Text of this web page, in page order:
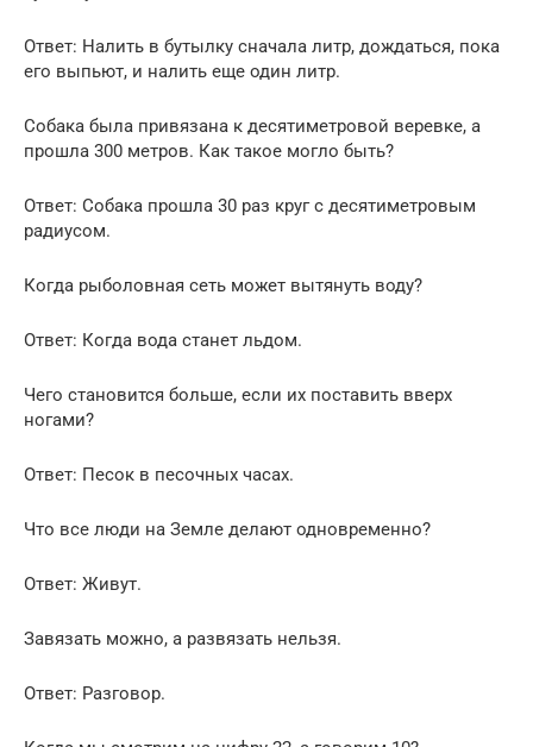
Ответ: Налить в бутылку сначала литр, дождаться, пока
его выпьют, и налить еще один литр.
Собака была привязана к десятиметровой веревке, а
прошла 300 метров. Как такое могло быть?
Ответ: Собака прошла 30 раз круг с десятиметровым
радиусом.
Когда рыболовная сеть может вытянуть воду?
Ответ: Когда вода станет льдом.
Чего становится больше, если их поставить вверх
ногами?
Ответ: Песок в песочных часах.
Что все люди на Земле делают одновременно?
Ответ: Живут.
Завязать можно, а развязать нельзя.
Ответ: Разговор.